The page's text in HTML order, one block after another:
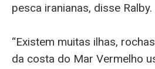
pesca iranianas, disse Ralby.
“Existem muitas ilhas,
da costa do Mar Vermelho